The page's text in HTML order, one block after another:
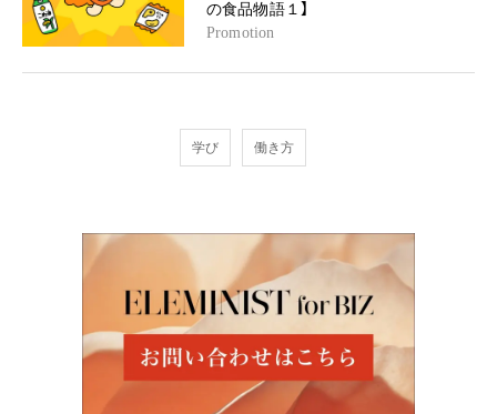
の食品物語１】
Promotion
学び 働き方